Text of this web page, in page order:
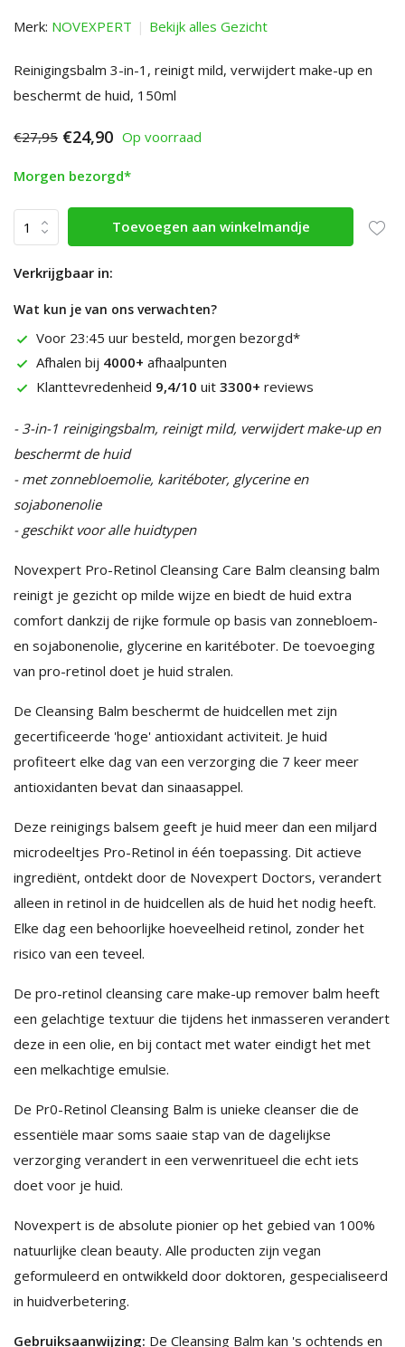
Merk: NOVEXPERT Bekijk alles Gezicht
Reinigingsbalm 3-in-1, reinigt mild, verwijdert make-up en
beschermt de huid, 150ml
€27,95 €24,90 Op voorraad
Morgen bezorgd*
Toevoegen aan winkelmandje
Verkrijgbaar in:
Wat kun je van ons verwachten?
Voor 23:45 uur besteld, morgen bezorgd*
Afhalen bij 4000+ afhaalpunten
Klanttevredenheid 9,4/10 uit 3300+ reviews
- 3-in-1 reinigingsbalm, reinigt mild, verwijdert make-up en
beschermt de huid
- met zonnebloemolie, karitéboter, glycerine en
sojabonenolie
- geschikt voor alle huidtypen
Novexpert Pro-Retinol Cleansing Care Balm cleansing balm
reinigt je gezicht op milde wijze en biedt de huid extra
comfort dankzij de rijke formule op basis van zonnebloem-
en sojabonenolie, glycerine en karitéboter. De toevoeging
van pro-retinol doet je huid stralen.
De Cleansing Balm beschermt de huidcellen met zijn
gecertificeerde 'hoge' antioxidant activiteit. Je huid
profiteert elke dag van een verzorging die 7 keer meer
antioxidanten bevat dan sinaasappel.
Deze reinigings balsem geeft je huid meer dan een miljard
microdeeltjes Pro-Retinol in één toepassing. Dit actieve
ingrediënt, ontdekt door de Novexpert Doctors, verandert
alleen in retinol in de huidcellen als de huid het nodig heeft.
Elke dag een behoorlijke hoeveelheid retinol, zonder het
risico van een teveel.
De pro-retinol cleansing care make-up remover balm heeft
een gelachtige textuur die tijdens het inmasseren verandert
deze in een olie, en bij contact met water eindigt het met
een melkachtige emulsie.
De Pr0-Retinol Cleansing Balm is unieke cleanser die de
essentiële maar soms saaie stap van de dagelijkse
verzorging verandert in een verwenritueel die echt iets
doet voor je huid.
Novexpert is de absolute pionier op het gebied van 100%
natuurlijke clean beauty. Alle producten zijn vegan
geformuleerd en ontwikkeld door doktoren, gespecialiseerd
in huidverbetering.
Gebruiksaanwijzing: De Cleansing Balm kan 's ochtends en